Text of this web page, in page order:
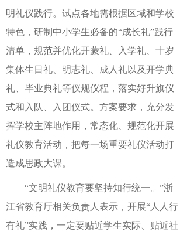
明礼仪践行。试点各地需根据区域和学校
特色，研制中小学生必备的“成长礼”践行
清单，规范并优化开蒙礼、入学礼、十岁
集体生日礼、明志礼、成人礼以及开学典
礼、毕业典礼等仪规仪程，落实好升旗仪
式和入队、入团仪式。方案要求，充分发
挥学校主阵地作用，常态化、规范化开展
礼仪教育活动，把每一场重要礼仪活动打
造成思政大课。
“文明礼仪教育要坚持知行统一。”浙
江省教育厅相关负责人表示，开展“人人行
有礼”实践，一定要贴近学生实际、贴近社